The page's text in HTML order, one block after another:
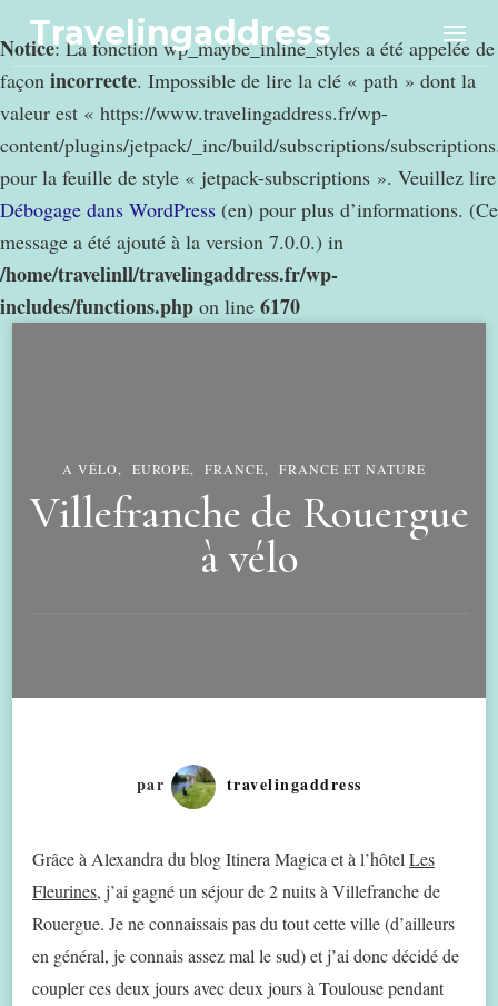
Notice: La fonction wp_maybe_inline_styles a été appelée de
façon incorrecte. Impossible de lire la clé « path » dont la
valeur est « https://www.travelingaddress.fr/wp-
content/plugins/jetpack/_inc/build/subscriptions/
pour la feuille de style « jetpack-subscriptions ». Veuillez lire
Débogage dans WordPress (en) pour plus d’informations. (Ce
message a été ajouté à la version 7.0.0.) in
/home/travelinll/travelingaddress.fr/wp-
includes/functions.php on line 6170
Travelingaddress
A VÉLO EUROPE FRANCE FRANCE ET NATURE
Villefranche de Rouergue
à vélo
par travelingaddress
Grâce à Alexandra du blog Itinera Magica et à l’hôtel Les
Fleurines, j’ai gagné un séjour de 2 nuits à Villefranche de
Rouergue. Je ne connaissais pas du tout cette ville (d’ailleurs
en général, je connais assez mal le sud) et j’ai donc décidé de
coupler ces deux jours avec deux jours à Toulouse pendant